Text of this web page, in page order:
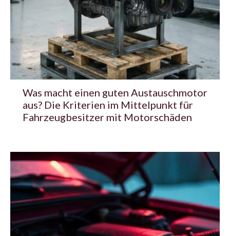
Was macht einen guten Austauschmotor
aus? Die Kriterien im Mittelpunkt für
Fahrzeugbesitzer mit Motorschäden